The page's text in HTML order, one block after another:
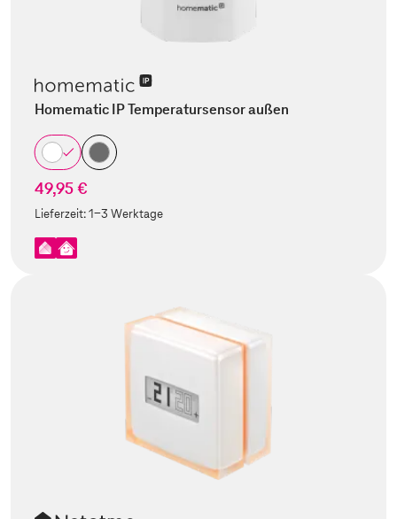
Homematic IP Temperatursensor außen
49,95 €
Lieferzeit:1-3 Werktage